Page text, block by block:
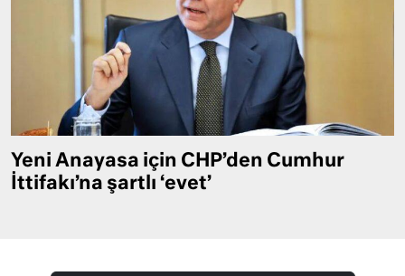
Yeni Anayasa için CHP’den Cumhur
İttifakı’na şartlı ‘evet’